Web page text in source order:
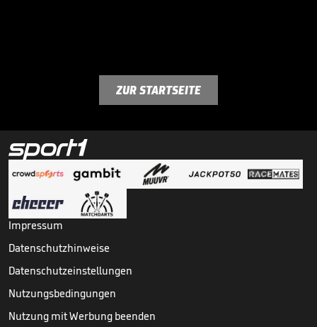
ZUR STARTSEITE
Impressum
Datenschutzhinweise
Datenschutzeinstellungen
Nutzungsbedingungen
Nutzung mit Werbung beenden